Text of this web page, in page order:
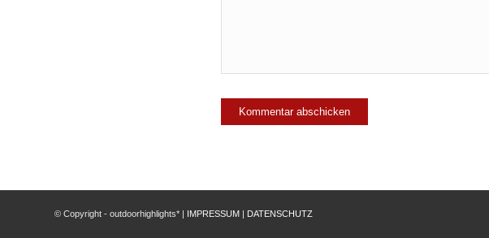
© Copyright - outdoorhighlights* | IMPRESSUM DATENSCHUTZ